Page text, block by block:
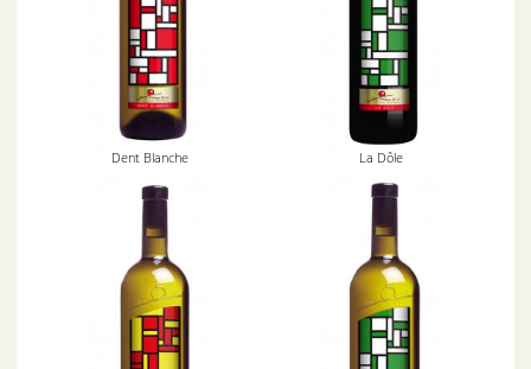
Dent Blanche La Dôle